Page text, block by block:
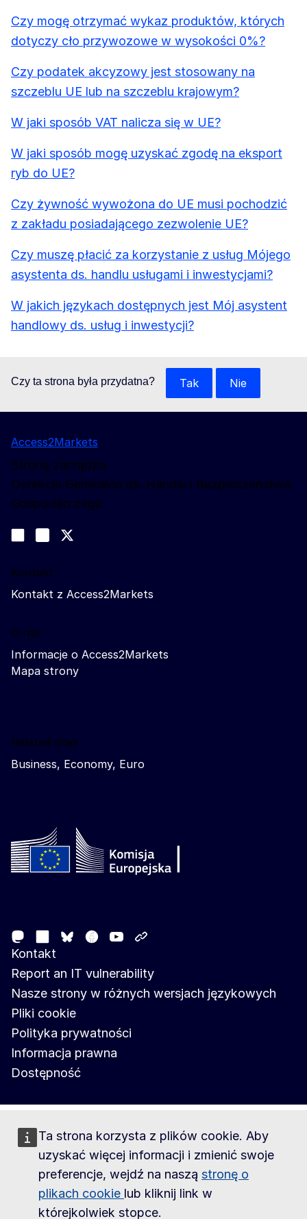
Ta strona korzysta z plików cookie. Aby
uzyskać więcej informacji i zmienić swoje
preferencje, wejdź na naszą stronę o
plikach cookie lub kliknij link w
którejkolwiek stopce.
Czy mogę otrzymać wykaz produktów, których
dotyczy cło przywozowe w wysokości 0%?
Czy podatek akcyzowy jest stosowany na
szczeblu UE lub na szczeblu krajowym?
W jaki sposób VAT nalicza się w UE?
W jaki sposób mogę uzyskać zgodę na eksport
ryb do UE?
Czy żywność wywożona do UE musi pochodzić
z zakładu posiadającego zezwolenie UE?
Czy muszę płacić za korzystanie z usług Mójego
asystenta ds. handlu usługami i inwestycjami?
W jakich językach dostępnych jest Mój asystent
handlowy ds. usług i inwestycji?
Czy ta strona była przydatna? Tak Nie
Access2Markets
Stroną zarządza:
Dyrekcja Generalna ds. Handlu i Bezpieczeństwa
Gospodarczego
Join us on LinkedIn
Trade-Off podcast
Kontakt
Kontakt z Access2Markets
O nas
Informacje o Access2Markets
Mapa strony
Related sites
Business, Economy, Euro
MastodonLinkedIn
Bluesky
Facebook
Youtube
Kontakt
Report an IT vulnerability
Nasze strony w różnych wersjach językowych
Pliki cookie
Polityka prywatności
Informacja prawna
Dostępność